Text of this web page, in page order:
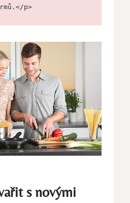
p>
s novými